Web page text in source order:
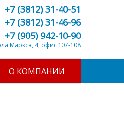
+7 (3812) 31-40-51
+7 (3812) 31-46-96
+7 (905) 942-10-90
Маркса, 4, офис 107-108
О КОМПАНИИ